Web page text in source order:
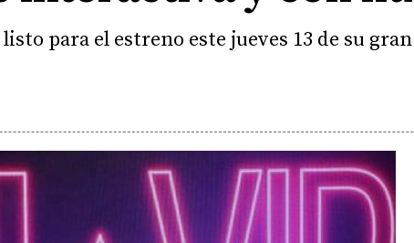
para el estreno este jueves 13 de su